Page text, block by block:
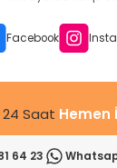
daha
Facebook
24 Saat Hemen
64 23